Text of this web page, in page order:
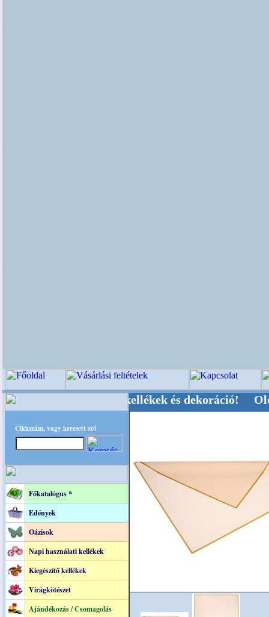
Cikkszám, vagy keresett szó
Főkatalógus *
Edények
Oázisok
Napi használati kellékek
Kiegészítő kellékek
Virágkötészet
Ajándékozás / Csomagolás
, Kegyeleti-kellékek és dekoráció!